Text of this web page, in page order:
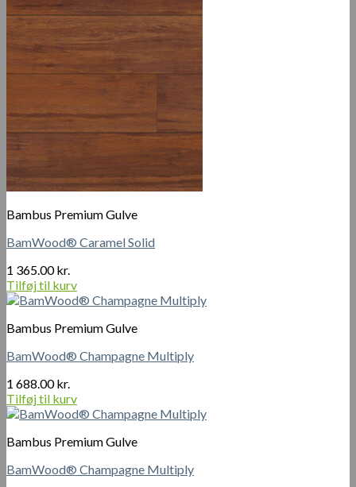
Bambus Premium Gulve
BamWood® Caramel Solid
1 365.00kr.
Tilføj til kurv
Bambus Premium Gulve
BamWood® Champagne Multiply
1 688.00kr.
Tilføj til kurv
Bambus Premium Gulve
BamWood® Champagne Multiply